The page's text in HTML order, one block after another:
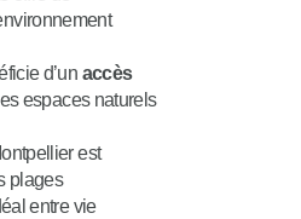
d’un accès
espaces naturels
est
plages
entre vie